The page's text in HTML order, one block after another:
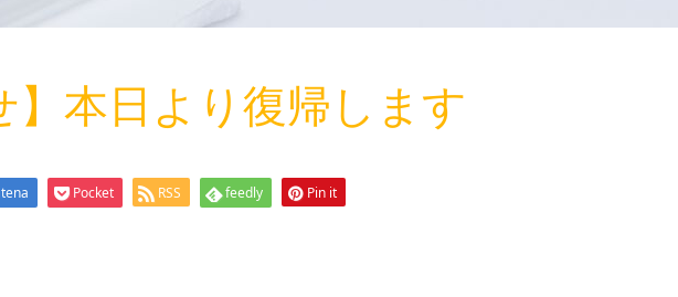
】本日より復帰します
Pocket RSS feedly Pin it